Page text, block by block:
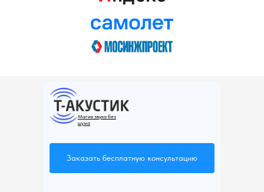
Заказать бесплатную консультацию
Магия звука без
шума